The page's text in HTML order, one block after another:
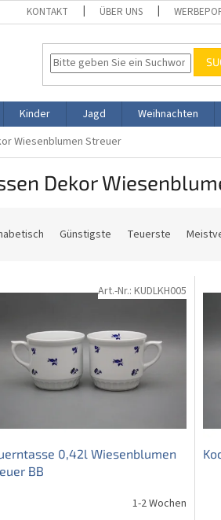
KONTAKT ÜBER UNS
Kinder Jagd Weihnachten
Wiesenblumen Streuer
Dekor
Günstigste Teuerste
0,42l Wiesenblumen
BB
1-2 Wochen
Art.-Nr.: KUDLKH005